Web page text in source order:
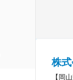
株
【岡